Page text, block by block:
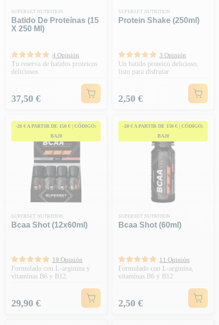
SUPERSET NUTRITION
Batido De Proteínas (15
X 250 Ml)
4 Opinión
Tu reserva de batidos proteicos
deliciosos
Precio
37,50 €
SUPERSET NUTRITION
Protein Shake (250ml)
3 Opinión
Un batido proteico delicioso,
listo para disfrutar
Precio
2,50 €
-20 € A PARTIR DE 150 € | CÓDIGO:
BA20
SUPERSET NUTRITION
Bcaa Shot (12x60ml)
19 Opinión
Formulado con L-arginina y
vitaminas B6 y B12.
Precio
29,90 €
-20 € A PARTIR DE 150 € | CÓDIGO:
BA20
SUPERSET NUTRITION
Bcaa Shot (60ml)
11 Opinión
Formulado con L-arginina,
vitaminas B6 y B12
Precio
2,50 €